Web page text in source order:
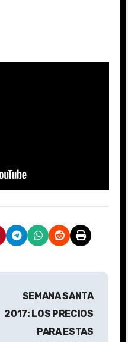
SEMANA SANTA
2017: LOS PRECIOS
PARA ESTAS